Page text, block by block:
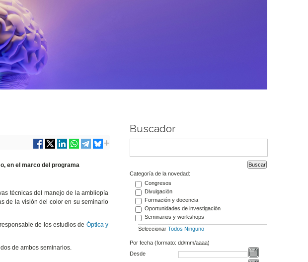
en el marco del programa
técnicas del manejo de la ambliopía
de la visión del color en su seminario
de los estudios de Óptica y
de ambos seminarios.
Buscador
Categoría de la novedad:
Congresos
Divulgación
Formación y docencia
Oportunidades de investigación
Seminarios y workshops
Seleccionar Todos Ninguno
Por fecha (formato: dd/mm/aaaa)
Desde